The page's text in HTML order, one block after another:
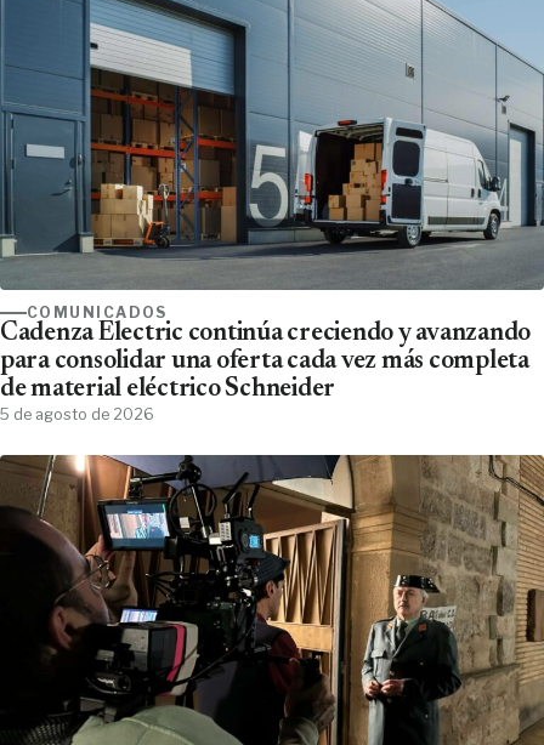
COMUNICADOS
Cadenza Electric continúa creciendo y avanzando
para consolidar una oferta cada vez más completa
de material eléctrico Schneider
5 de agosto de 2026